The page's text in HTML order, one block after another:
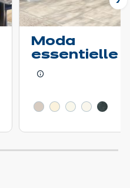
détail du prix
coloris
Moda
essentielle
En savoir plus -